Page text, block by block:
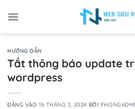
qua
HƯỚNG DẪN
Tắt thông báo update
wordpress
ĐĂNG VÀO16 THÁNG 3, 2024 BỞI